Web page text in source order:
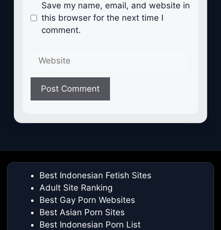
Save my name, email, and website in
this browser for the next time I
comment.
Best Indonesian Fetish Sites
Adult Site Ranking
Best Gay Porn Websites
Best Asian Porn Sites
Best Indonesian Porn List